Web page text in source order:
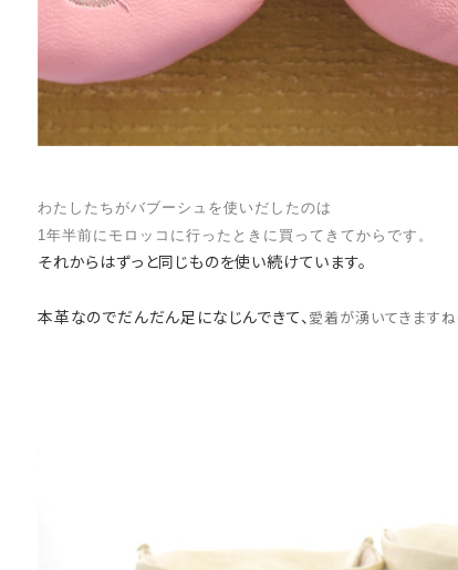
わたしたちがバブーシュを使いだしたのは
1年半前にモロッコに行ったときに買ってきてからです。
それからはずっと同じものを使い続けています。
本革なのでだんだん足になじんできて、 愛着が湧いてきますね